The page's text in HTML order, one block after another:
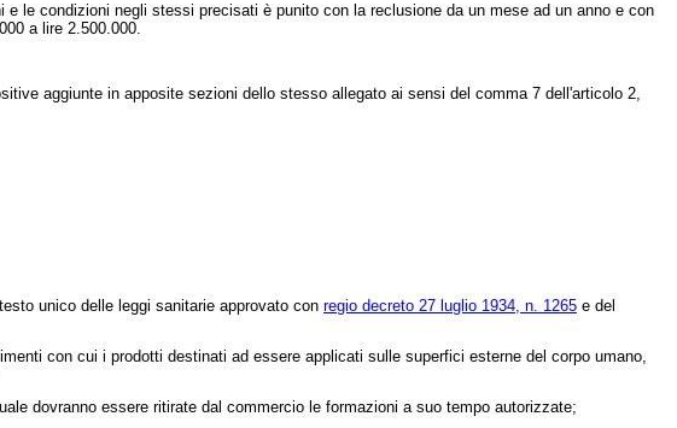
condizioni negli stessi precisati è punito con la reclusione da un mese ad un anno e con
a lire 2.500.000.
aggiunte in apposite sezioni dello stesso allegato ai sensi del comma 7 dell'articolo 2,
unico delle leggi sanitarie approvato con regio decreto 27 luglio 1934, n. 1265 e del
con cui i prodotti destinati ad essere applicati sulle superfici esterne del corpo umano,
dovranno essere ritirate dal commercio le formazioni a suo tempo autorizzate;